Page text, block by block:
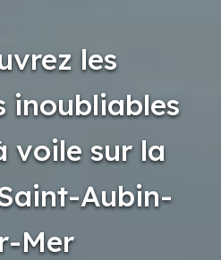
les
inoubliables
voile sur la
Aubin-
Mer